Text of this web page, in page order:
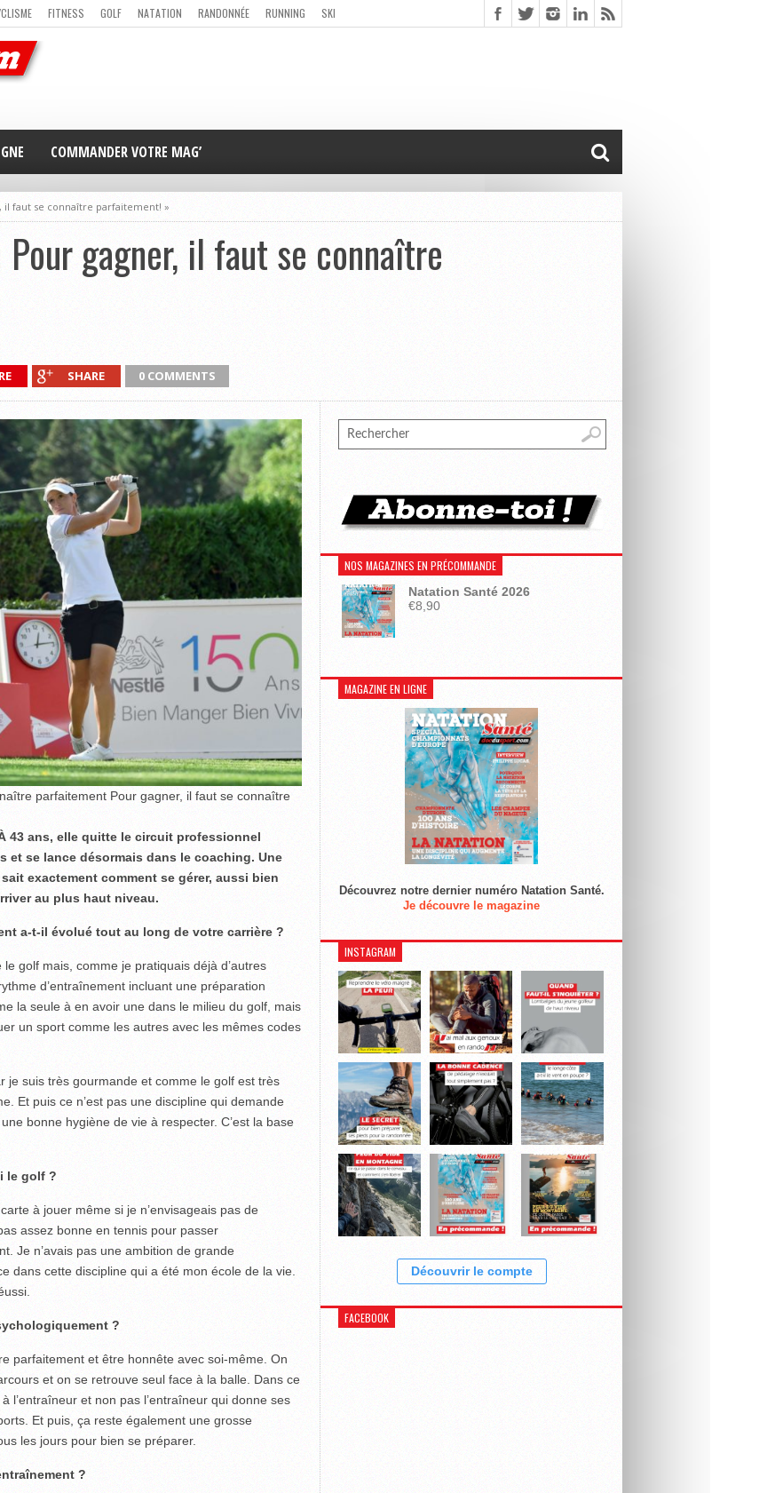
FITNESS GOLF NATATION RANDONNÉE RUNNING
SKI
MAG’ EN LIGNE
COMMANDER VOTRE MAG’
il faut se connaître parfaitement! »
gagner, il faut se connaître
SHARE 0 COMMENTS
parfaitement Pour gagner, il faut se connaître
43 ans, elle quitte le circuit professionnel
et se lance désormais dans le coaching. Une
exactement comment se gérer, aussi bien
au plus haut niveau.
a-t-il évolué tout au long de votre carrière ?
le golf mais, comme je pratiquais déjà d’autres
d’entraînement incluant une préparation
la seule à en avoir une dans le milieu du golf, mais
un sport comme les autres avec les mêmes codes
je suis très gourmande et comme le golf est très
Et puis ce n’est pas une discipline qui demande
bonne hygiène de vie à respecter. C’est la base
le golf ?
à jouer même si je n’envisageais pas de
assez bonne en tennis pour passer
Je n’avais pas une ambition de grande
dans cette discipline qui a été mon école de la vie.
?
parfaitement et être honnête avec soi-même. On
et on se retrouve seul face à la balle. Dans ce
l’entraîneur et non pas l’entraîneur qui donne ses
Et puis, ça reste également une grosse
les jours pour bien se préparer.
?
NOS MAGAZINES EN PRÉCOMMANDE
Natation Santé 2026
€8,90
MAGAZINE EN LIGNE
Découvrez notre dernier numéro Natation Santé.
Je découvre le magazine
INSTAGRAM
Découvrir le compte
FACEBOOK